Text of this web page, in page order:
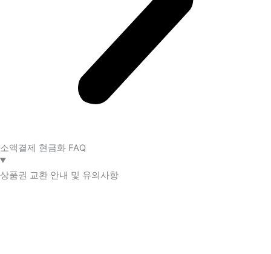
소액결제 현금화 FAQ​
상품권 교환 안내 및 유의사항